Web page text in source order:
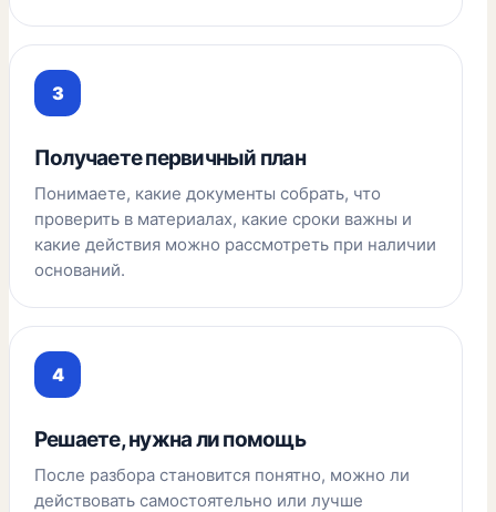
Получаете первичный план
Понимаете, какие документы собрать, что
проверить в материалах, какие сроки важны и
какие действия можно рассмотреть при наличии
оснований.
Решаете, нужна ли помощь
После разбора становится понятно, можно ли
действовать самостоятельно или лучше